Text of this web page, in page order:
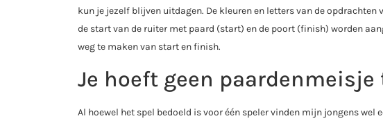
kun je jezelf blijven uitdagen. De kleuren en letters van de
de start van de ruiter met paard (start) en de poort (finish) worden
weg te maken van start en finish.
Je hoeft geen paardenmeisje
Al hoewel het spel bedoeld is voor één speler vinden mijn jongens